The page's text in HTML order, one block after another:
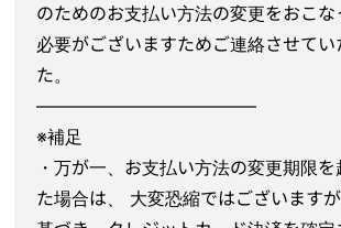
のためのお支払い方法の変更をおこな
必要がございますためご連絡させてい
た。
————————————–
※補足
・万が一、お支払い方法の変更期限
た場合は、 大変恐縮ではございます